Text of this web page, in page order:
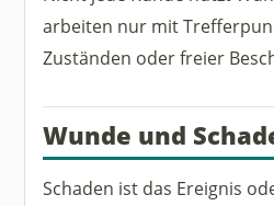
arbeiten nur mit
Zuständen oder freier
Wunde und
Schaden ist das Ereignis